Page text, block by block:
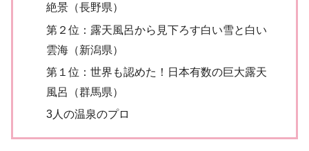
絶景（長野県）
第２位：露天風呂から見下ろす白い雪と白い
雲海（新潟県）
第１位：世界も認めた！日本有数の巨大露天
風呂（群馬県）
3人の温泉のプロ